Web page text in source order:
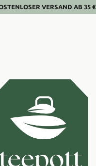
VERSAND AB 35 €